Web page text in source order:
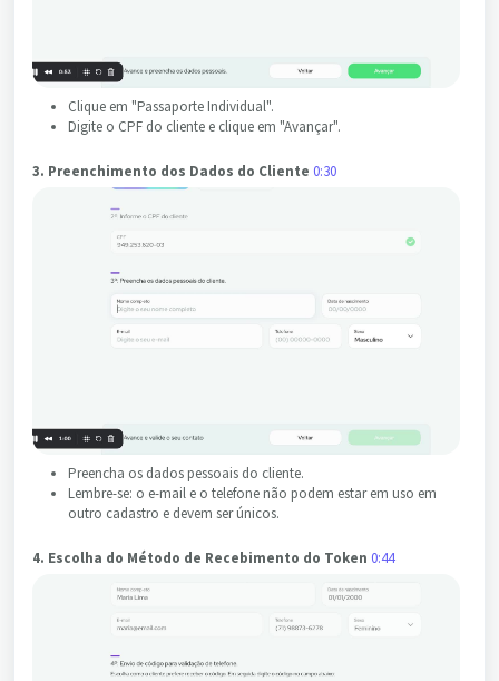
Clique em "Passaporte Individual".
Digite o CPF do cliente e clique em "Avançar".
3. Preenchimento dos Dados do Cliente 0:30
Preencha os dados pessoais do cliente.
Lembre-se: o e-mail e o telefone não podem estar em uso em
outro cadastro e devem ser únicos.
4. Escolha do Método de Recebimento do Token 0:44